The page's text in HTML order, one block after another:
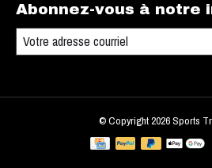
Abonnez-vous à notre
© Copyright 2026 Sports